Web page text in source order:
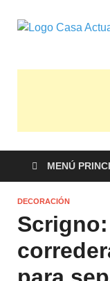
MENÚ
DECORACIÓN